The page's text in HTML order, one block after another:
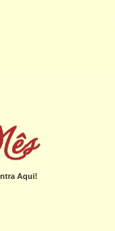
Aqui!